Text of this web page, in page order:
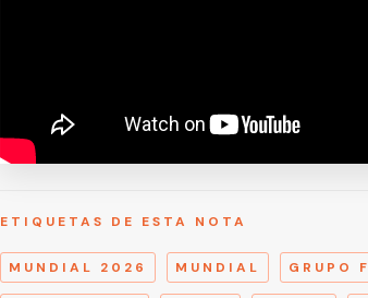
ETIQUETAS DE ESTA NOTA
MUNDIAL 2026 MUNDIAL GRUPO F